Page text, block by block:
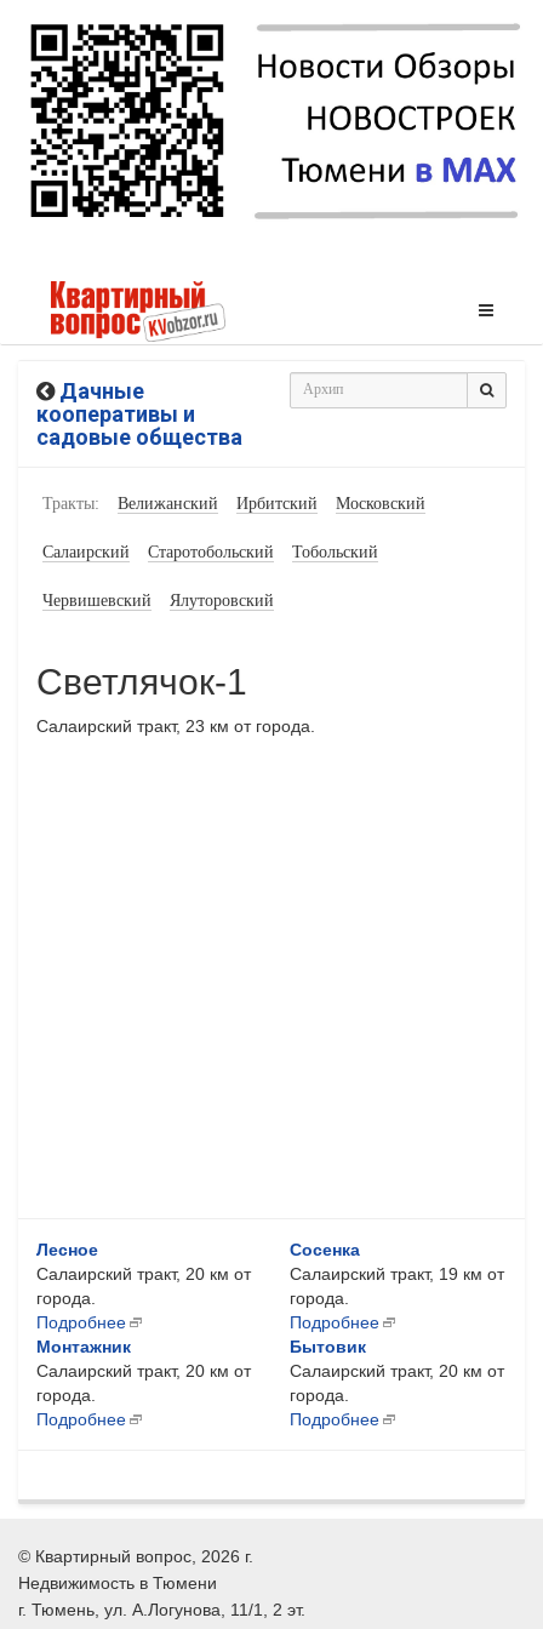
Дачные
кооперативы и
садовые общества
Тракты: Велижанский Ирбитский Московский
Салаирский Старотобольский Тобольский
Червишевский Ялуторовский
Светлячок-1
Салаирский тракт, 23 км от города.
Лесное
Салаирский тракт, 20 км от
города.
Подробнее
Сосенка
Салаирский тракт, 19 км от
города.
Подробнее
Монтажник
Салаирский тракт, 20 км от
города.
Подробнее
Бытовик
Салаирский тракт, 20 км от
города.
Подробнее
© Квартирный вопрос , 2026 г.
Недвижимость в Тюмени
г. Тюмень , ул. А.Логунова, 11/1, 2 эт.